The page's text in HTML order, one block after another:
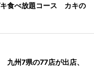
食べ放題コース カキの
州7県の77店が出店、